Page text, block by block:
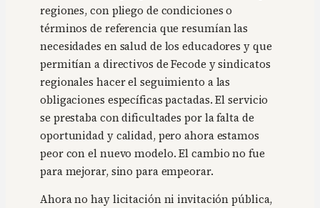
regiones, con pliego de condiciones o
términos de referencia que resumían las
necesidades en salud de los educadores y que
permitían a directivos de Fecode y sindicatos
regionales hacer el seguimiento a las
obligaciones específicas pactadas. El servicio
se prestaba con dificultades por la falta de
oportunidad y calidad, pero ahora estamos
peor con el nuevo modelo. El cambio no fue
para mejorar, sino para empeorar.
Ahora no hay licitación ni invitación pública,